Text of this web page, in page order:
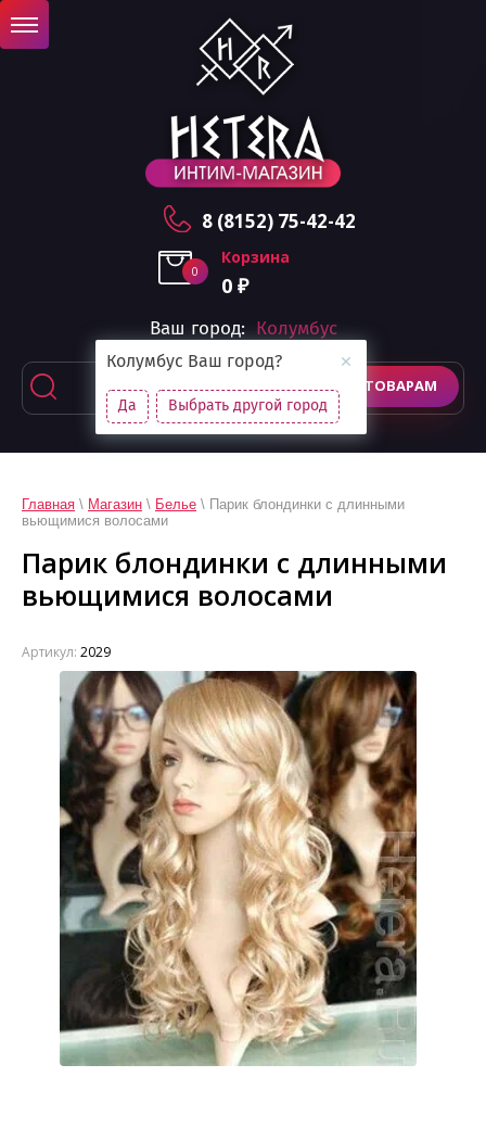
8 (8152) 75-42-42
Ваш город: Колумбус
Колумбус Ваш город?
Да Выбрать другой город
0
Корзина
0 ₽
ПОИСК ПО ТОВАРАМ
Главная \ Магазин \ Белье \ Парик блондинки с длинными
вьющимися волосами
Парик блондинки с длинными
вьющимися волосами
Артикул: 2029